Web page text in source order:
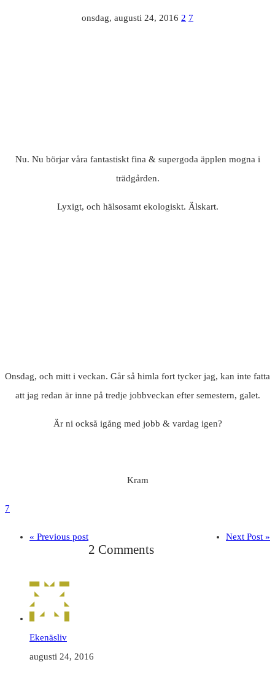
onsdag, augusti 24, 2016 2 7
Nu. Nu börjar våra fantastiskt fina & supergoda äpplen mogna i
trädgården.
Lyxigt, och hälsosamt ekologiskt. Älskart.
Onsdag, och mitt i veckan. Går så himla fort tycker jag, kan inte fatta
att jag redan är inne på tredje jobbveckan efter semestern, galet.
Är ni också igång med jobb & vardag igen?
Kram
7
« Previous post Next Post »
2 Comments
Ekenäsliv
augusti 24, 2016